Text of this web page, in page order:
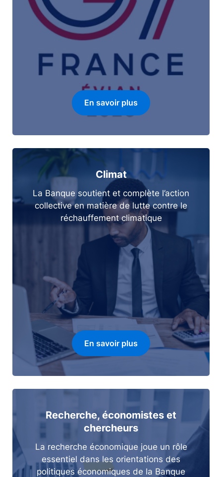
En savoir plus
Climat
La Banque soutient et complète l’action
collective en matière de lutte contre le
réchauffement climatique
En savoir plus
Recherche, économistes et
chercheurs
La recherche économique joue un rôle
essentiel dans les orientations des
politiques économiques de la Banque